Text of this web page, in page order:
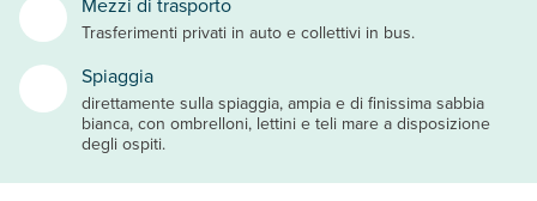
Trasferimenti privati in auto e collettivi in bus.
Spiaggia
direttamente sulla spiaggia, ampia e di finissima sabbia
bianca, con ombrelloni, lettini e teli mare a disposizione
degli ospiti.